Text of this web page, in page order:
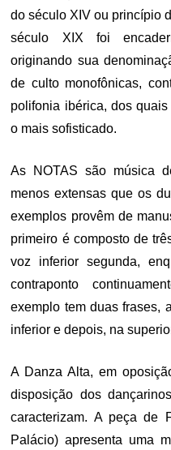
do século XIV ou princípio
século XIX foi
originando sua
de culto monofônicas,
polifonia ibérica, dos
o mais sofisticado.
As NOTAS são música
menos extensas que os
exemplos provêm de
primeiro é composto de
voz inferior segunda,
contraponto
exemplo tem duas frases,
inferior e depois, na
A Danza Alta, em
disposição dos
caracterizam. A peça de
Palácio) apresenta uma